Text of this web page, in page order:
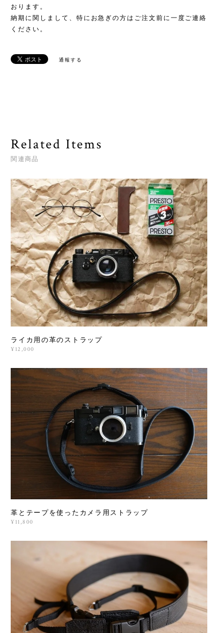
おります。
納期に関しまして、特にお急ぎの方はご注文前に一度ご連絡
ください。
通報する
Related Items
関連商品
ライカ用の革のストラップ
¥12,000
革とテープを使ったカメラ用ストラップ
¥11,800